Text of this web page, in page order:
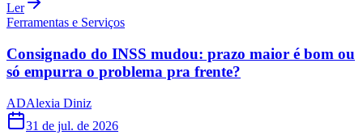
Ler
Ferramentas e Serviços
Consignado do INSS mudou: prazo maior é bom ou
só empurra o problema pra frente?
ADAlexia Diniz
31 de jul. de 2026